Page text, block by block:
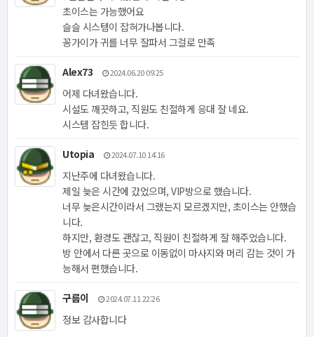
초이스는 가능했어요
슬슬 시스템이 잡혀가나봅니다.
꽁가이가 귀를 너무 잘파서 그걸로 만족
Alex73 2024.06.20 09:25
어제 다녀왔습니다.
시설도 깨끗하고, 직원도 친절하게 응대 잘 네요.
시스템 잡힌듯 합니다.
Utopia 2024.07.10 14:16
지난주에 다녀왔습니다.
제일 늦은 시간에 갔었으며, VIP방으로 했습니다.
너무 늦은시간이라서 그랬는지 모르겠지만, 초이스는 안했습
니다.
하지만, 환경도 괜찮고, 직원이 친절하게 잘 해주었습니다.
방 안에서 다른 곳으로 이동없이 마사지와 머리 감는 것이 가
능해서 편했습니다.
구름이 2024.07.11 22:26
정보 감사합니다